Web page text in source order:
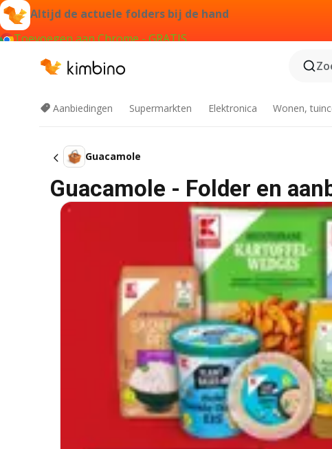
Altijd de actuele folders bij de hand
Toevoegen aan Chrome - GRATIS
Aanbiedingen Supermarkten Elektronica Wonen,
Guacamole
Guacamole - Folder en